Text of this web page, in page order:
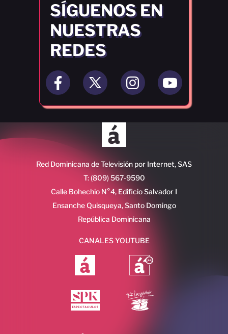
SÍGUENOS EN
NUESTRAS
REDES
Red Dominicana de Televisión por Internet, SAS
T: (809) 567-9590
Calle Bohechio N°4, Edificio Salvador I
Ensanche Quisqueya, Santo Domingo
República Dominicana
CANALES YOUTUBE